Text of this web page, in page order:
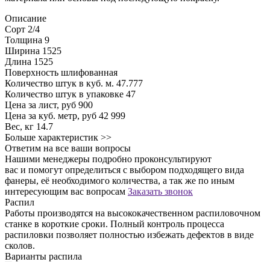
Описание
Сорт 2/4
Толщина 9
Ширина 1525
Длина 1525
Поверхность шлифованная
Количество штук в куб. м. 47.777
Количество штук в упаковке 47
Цена за лист, руб 900
Цена за куб. метр, руб 42 999
Вес, кг 14.7
Больше характеристик >>
Ответим на все ваши вопросы
Нашими менеджеры подробно проконсультируют
вас и помогут определиться с выбором подходящего вида
фанеры, её необходимого количества, а так же по иным
интересующим вас вопросам Заказать звонок
Распил
Работы производятся на высококачественном распиловочном
станке в короткие сроки. Полный контроль процесса
распиловки позволяет полностью избежать дефектов в виде
сколов.
Варианты распила